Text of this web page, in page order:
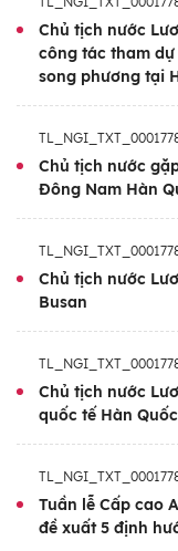
vực, chuẩn bị
Ngoài ra, việc
có các hoạt
cũng góp
nữa quan hệ
Việt Nam-
Quốc đang
toàn diện
hệ lên Đối tác
12/2022. Sau
tin cậy chính
được củng cố
Chủ tịch nước
công tác tham dự
song phương tại
Chủ tịch nước
Đông Nam Hàn
Chủ tịch nước
Busan
Chủ tịch nước
quốc tế Hàn Quốc
Tuần lễ Cấp cao
đề xuất 5 định